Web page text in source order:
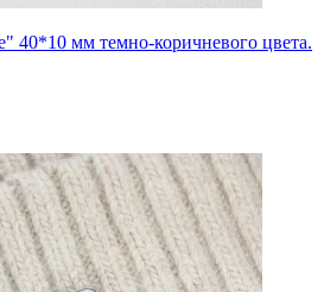
40*10 мм темно-коричневого цвета.